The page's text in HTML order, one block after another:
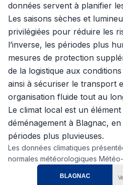
données servent à planifier
Les saisons sèches et
privilégiées pour réduire les
l’inverse, les périodes plus
mesures de protection
de la logistique aux
ainsi à sécuriser le transport
organisation fluide tout au
Le climat local est un
déménagement à Blagnac,
périodes plus pluvieuses.
Les données climatiques
normales météorologiques